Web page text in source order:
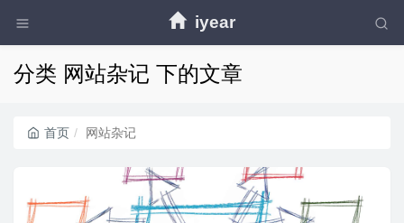
iyear
分类 网站杂记 下的文章
首页 网站杂记